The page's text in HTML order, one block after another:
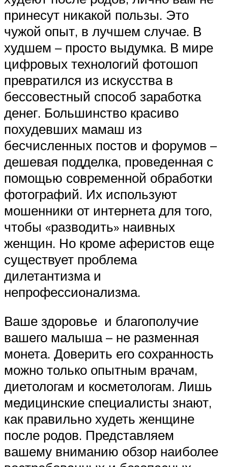
принесут никакой пользы. Это
чужой опыт, в лучшем случае. В
худшем – просто выдумка. В мире
цифровых технологий фотошоп
превратился из искусства в
бессовестный способ заработка
денег. Большинство красиво
похудевших мамаш из
бесчисленных постов и форумов –
дешевая подделка, проведенная с
помощью современной обработки
фотографий. Их используют
мошенники от интернета для того,
чтобы «разводить» наивных
женщин. Но кроме аферистов еще
существует проблема
дилетантизма и
непрофессионализма.
Ваше здоровье и благополучие
вашего малыша – не разменная
монета. Доверить его сохранность
можно только опытным врачам,
диетологам и косметологам. Лишь
медицинские специалисты знают,
как правильно худеть женщине
после родов. Представляем
вашему вниманию обзор наиболее